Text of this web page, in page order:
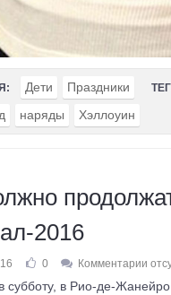
Дети Праздники
наряды Хэллоуин
2016
0 Комментарии
в Рио-де-Жанейро